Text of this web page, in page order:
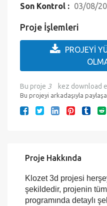
Son Kontrol : 03/08/
Proje İşlemleri
PROJEYİ
Bu proje 3 kez download
Bu projeyi arkadaşıyla
Proje Hakkında
Klozet 3d projesi
şekildedir, projenin
programında detaylı